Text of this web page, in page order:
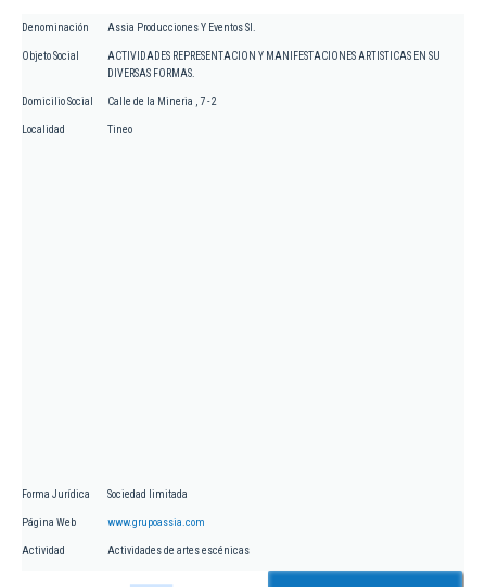
Denominación Assia Producciones Y Eventos Sl.
Objeto Social
ACTIVIDADES REPRESENTACION Y MANIFESTACIONES ARTISTICAS EN SU
DIVERSAS FORMAS.
Domicilio Social Calle de la Mineria , 7 - 2
Localidad Tineo
Forma Jurídica Sociedad limitada
Página Web www.grupoassia.com
Actividad Actividades de artes escénicas